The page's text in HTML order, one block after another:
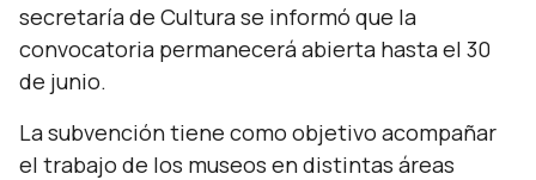
secretaría de Cultura se informó que la
convocatoria permanecerá abierta hasta el 30
de junio.
La subvención tiene como objetivo acompañar
el trabajo de los museos en distintas áreas